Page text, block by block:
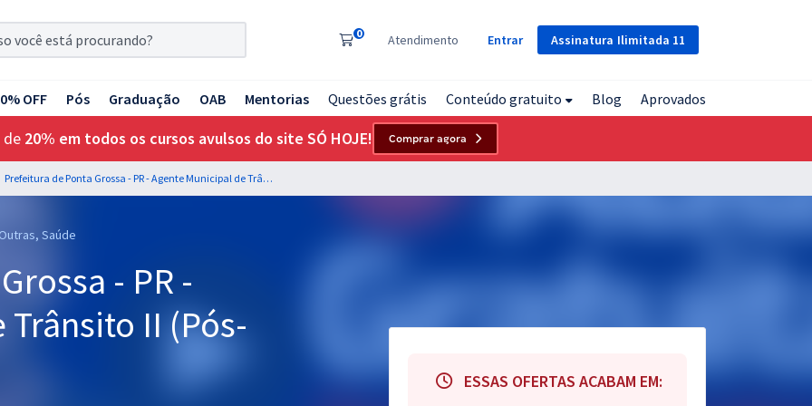
Assinatura Ilimitada 11
0 Atendimento Entrar
OFF Pós Graduação OAB Mentorias Questões grátis Conteúdo gratuito Blog Aprovados
de 20% em todos os cursos avulsos do site SÓ HOJE! Comprar agora
Prefeitura de Ponta Grossa - PR - Agente Municipal de Trânsito II (Pós-edital)
Saúde
- PR -
II (Pós-
ESSAS OFERTAS ACABAM EM: